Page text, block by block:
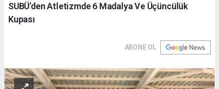
SUBÜ’den Atletizmde 6 Madalya Ve Üçüncülük
Kupası
ABONE OL